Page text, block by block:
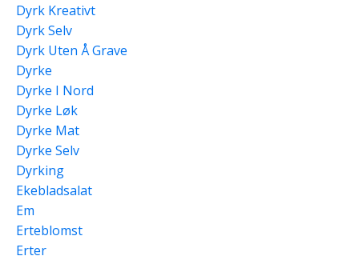
Dyrk Kreativt
Dyrk Selv
Dyrk Uten Å Grave
Dyrke
Dyrke I Nord
Dyrke Løk
Dyrke Mat
Dyrke Selv
Dyrking
Ekebladsalat
Em
Erteblomst
Erter